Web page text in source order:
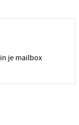
je mailbox